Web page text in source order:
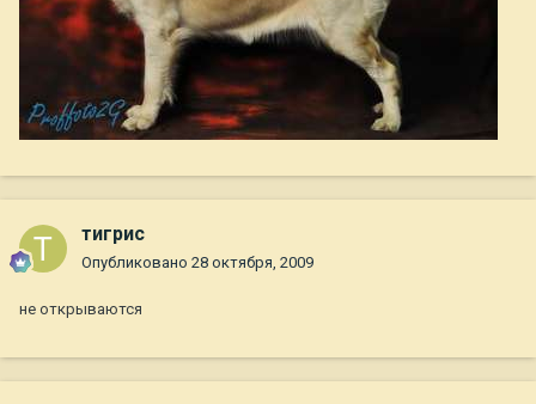
тигрис
Опубликовано 28 октября, 2009
не открываются